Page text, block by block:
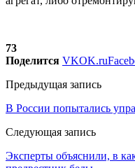
73
Поделится VKOK.ru
Предыдущая запись
В России попытались
Следующая запись
Эксперты объяснили, в